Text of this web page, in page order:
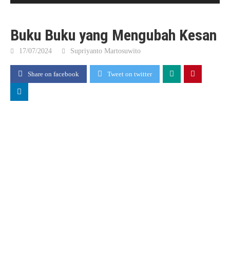
Buku Buku yang Mengubah Kesan
17/07/2024 Supriyanto Martosuwito
Share on facebook Tweet on twitter